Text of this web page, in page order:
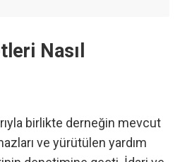
Nasıl
birlikte derneğin mevcut
ve yürütülen yardım